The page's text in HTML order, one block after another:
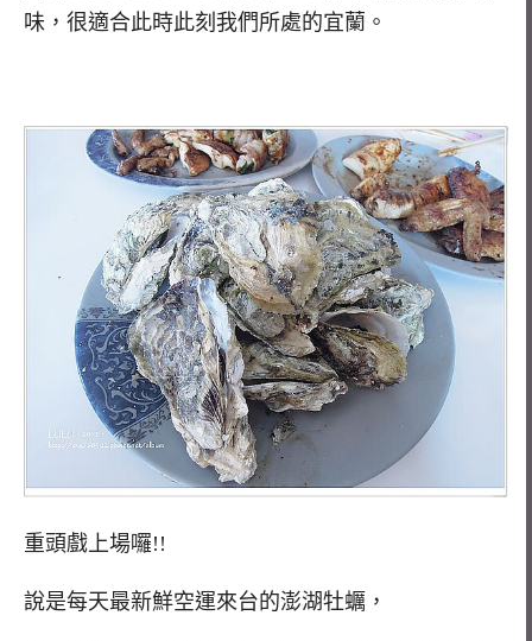
味，很適合此時此刻我們所處的宜蘭。
重頭戲上場囉!!
說是每天最新鮮空運來台的澎湖牡蠣，